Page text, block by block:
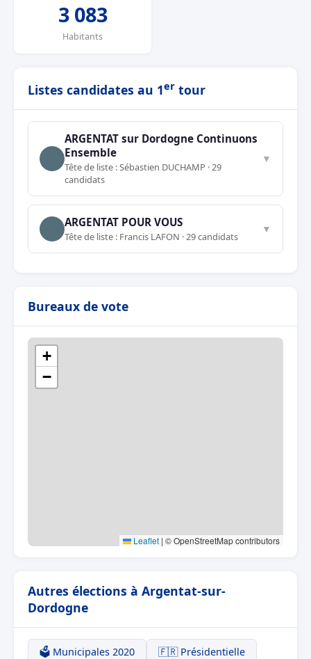
3 083
Habitants
Listes candidates au 1er tour
ARGENTAT sur Dordogne Continuons
Ensemble
Tête de liste : Sébastien DUCHAMP · 29
candidats
▼
ARGENTAT POUR VOUS
Tête de liste : Francis LAFON · 29 candidats
▼
Bureaux de vote
+
−
Leaflet | © OpenStreetMap contributors
Autres élections à Argentat-sur-
Dordogne
🗳️ Municipales 2020 🇫🇷 Présidentielle